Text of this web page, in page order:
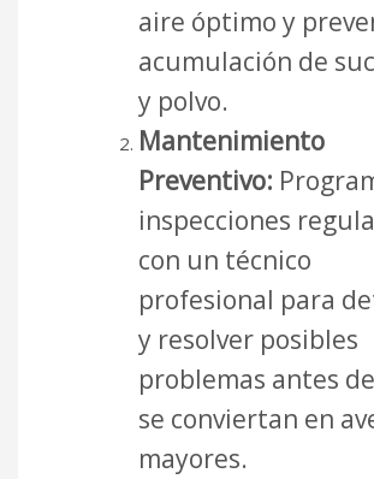
aire óptimo y
acumulación de
y polvo.
Mantenimiento
Preventivo:
inspecciones
con un técnico
profesional para
y resolver posibles
problemas antes
se conviertan en
mayores.